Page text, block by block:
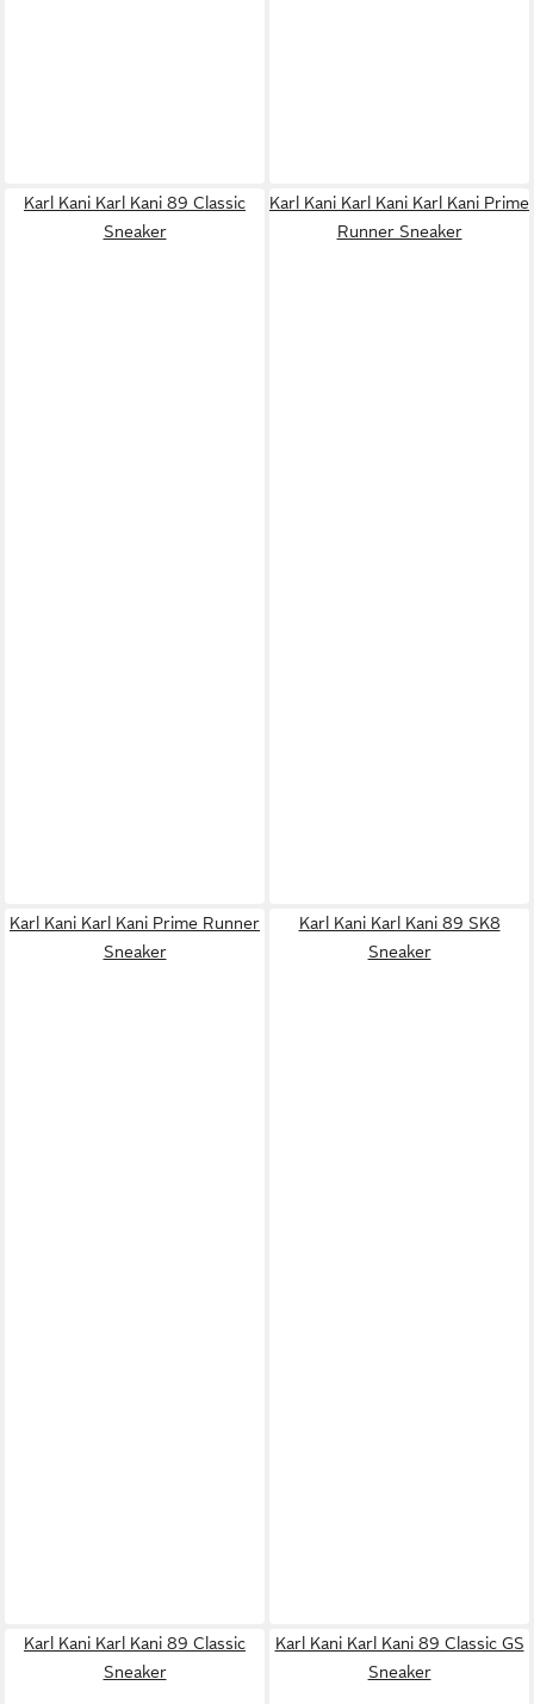
Karl Kani Karl Kani 89 Classic
Sneaker
Karl Kani Karl Kani Karl Kani Prime
Runner Sneaker
Karl Kani Karl Kani Prime Runner
Sneaker
Karl Kani Karl Kani 89 SK8
Sneaker
Karl Kani Karl Kani 89 Classic
Sneaker
Karl Kani Karl Kani 89 Classic GS
Sneaker